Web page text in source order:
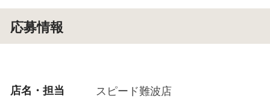
応募情報
店名・担当
スピード難波店